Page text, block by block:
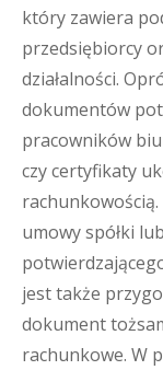
który zawiera
przedsiębiorcy
działalności.
dokumentów
pracowników
czy certyfikaty
umowy spółki
jest także
dokument
rachunkowe. W